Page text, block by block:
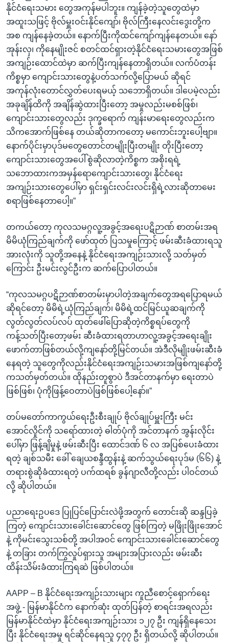
နိုင်ငံရေးသမား တွေအကုန်မပါဘူး။ ကျန်ခဲ့တဲ့သူတွေထဲမှာ
အထူးသဖြင့် ဗိုလ်မှူးဝင်းနိုင်ကျော်၊ ဗိုလ်ကြီးနေလင်းဒွေးတို့က
အစ ကျန်နေခဲ့တယ်။ နောက်ပြီးကိုထင်ကျော်ကျန်နေတယ်။ နော်
အုန်းလှ၊ ကိုနေမျိုးဇင် စတင်ထင်ရှားတဲ့နိုင်ငံရေးသမားတွေအဖြစ်
အကျဉ်းထောင်ထဲမှာ ဆက်ပြီးကျန်နေတာရှိတယ်။ လက်ပံတန်း
ကိစ္စမှာ ကျောင်းသားတွေနဲ့ပတ်သက်လို့ပြောမယ် ဆိုရင်
အကုန်လုံးတောင်လွှတ်ပေးရမယ့် သဘောရှိတယ်။ ဒါပေမဲ့လည်း
အခုချိန်ထိကို အချိန်ဆွဲထားပြီးတော့ အမှုလည်းမစစ်ဖြစ်၊
ကျောင်းသားတွေလည်း ဒုက္ခရောက် ကျန်းမာရေးတွေလည်းက
သိကအောက်ဖြစ်နေ တယ်ဆိုတာကတော့ မကောင်းဘူးပေါ့ဗျာ။
နောက်ပိုင်းမှာပုဒ်မတွေတောင်တမျိုးပြီးတမျိုး တိုးပြီးတော့
ကျောင်းသားတွေအပေါ်စွဲဆိုလာတဲ့ကိစ္စက အစိုးရရဲ့
သဘောထားကအမှန်ရောကျောင်းသားတွေ၊ နိုင်ငံရေး
အကျဉ်းသားတွေပေါ်မှာ ရှင်းရှင်းလင်းလင်းရှိရဲ့လားဆိုတာမေး
စရာဖြစ်နေတာပေါ့။”
တကယ်တော့ ကုလသမဂ္ဂလူ့အခွင့်အရေးပဋိဉာဏ် စာတမ်းအရ
မိမိယုံကြည်ချက်ကို ဖော်ထုတ် ပြသမှုကြောင့် ဖမ်းဆီးခံထားရသူ
အားလုံးကို သူတို့အနေနဲ့ နိုင်ငံရေးအကျဉ်းသားလို့ သတ်မှတ်
ကြောင်း ဦးမင်းလွင်ဦးက ဆက်ပြောပါတယ်။
“ကုလသမဂ္ဂပဋိဉာဏ်စာတမ်းမှာပါတဲ့အချက်တွေအရပြောရမယ်
ဆိုရင်တော့ မိမိရဲ့ယုံကြည်ချက်၊ မိမိရဲ့ထင်မြင်ယူဆချက်ကို
လွတ်လွတ်လပ်လပ် ထုတ်ဖေါ်ပြောဆိုတဲ့ကိစ္စရပ်တွေကို
ကန့်သတ်ပြီးတော့ဖမ်း ဆီးခံထားရတာဟာလူ့အခွင့်အရေးချိုး
ဖောက်တာဖြစ်တယ်လို့ကျနော်တို့မြင်တယ်။ အဲဒီလိုမျိုးဖမ်းဆီးခံ
နေရတဲ့ သူတွေကိုလည်းနိုင်ငံရေးအကျဉ်းသမားအဖြစ်ကျနော်တို့
ကသတ်မှတ်တယ်။ ထိုနည်းတူစွာပဲ ဒီအင်တာနက်မှာ ရေးတာပဲ
ဖြစ်ဖြစ်၊ ပုံကိုဖြန့်ဝေတာပဲဖြစ်ဖြစ်ပေါ့နော်။”
တပ်မတော်ကာကွယ်ရေးဦးစီးချုပ် ဗိုလ်ချုပ်မှူးကြီး မင်း
အောင်လှိုင်ကို သရော်ထားတဲ့ ဓါတ်ပုံကို အင်တာနက် အွန်းလိုင်း
ပေါ်မှာ ဖြန့်ချိမှုနဲ့ ဖမ်းဆီးပြီး ထောင်ဒဏ် ၆ လ အပြစ်ပေးခံထား
ရတဲ့ ချစ်သမီး ခေါ် ချေယစန္ဒီထွန်းနဲ့ ဆက်သွယ်ရေးပုဒ်မ (၆၆) နဲ့
တရားစွဲဆိုခံထားရတဲ့ ပက်ထရစ် ခွန်ဂျာလီတို့လည်း ပါဝင်တယ်
လို့ ဆိုပါတယ်။
ပညာရေးဥပဒေ ပြုပြင်ပြောင်းလဲဖို့အတွက် တောင်းဆို ဆန္ဒပြခဲ့
ကြတဲ့ ကျောင်းသားခေါင်းဆောင်တွေ ဖြစ်ကြတဲ့ မဖြိုးဖြိုးအောင်
နဲ့ ကိုမင်းသွေးသစ်တို့ အပါအဝင် ကျောင်းသားခေါင်းဆောင်တွေ
နဲ့ တခြား တက်ကြွလှုပ်ရှားသူ အများအပြားလည်း ဖမ်းဆီး
ထိန်းသိမ်းခံထားကြရဆဲ ဖြစ်ပါတယ်။
AAPP – B နိုင်ငံရေးအကျဉ်းသားများ ကူညီစောင့်ရှောက်ရေး
အဖွဲ့ - မြန်မာနိုင်ငံက နောက်ဆုံး ထုတ်ပြန်တဲ့ စာရင်းအရလည်း
မြန်မာနိုင်ငံထဲမှာ နိုင်ငံရေးအကျဉ်းသား ၁၂၇ ဦး ကျန်ရှိနေသေး
ပြီး နိုင်ငံရေးအမှု ရင်ဆိုင်နေရသူ ၄၇၇ ဦး ရှိတယ်လို့ ဆိုပါတယ်။